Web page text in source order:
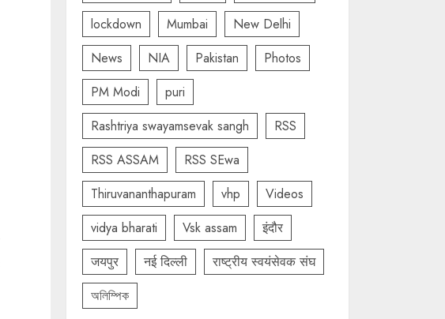
lockdown
Mumbai
New Delhi
News
NIA Pakistan
Photos
PM Modi
puri
Rashtriya swayamsevak sangh
RSS
RSS ASSAM
RSS SEwa
Thiruvananthapuram
vhp
Videos
vidya bharati
Vsk assam
इंदौर
जयपुर
नई दिल्ली
राष्ट्रीय स्वयंसेवक संघ
অলিম্পিক